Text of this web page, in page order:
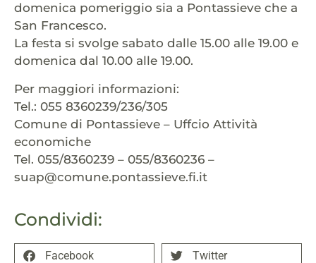
Condividi:
Facebook Twitter
domenica pomeriggio sia a Pontassieve che a
San Francesco.
La festa si svolge sabato dalle 15.00 alle 19.00 e
domenica dal 10.00 alle 19.00.
Per maggiori informazioni:
Tel.: 055 8360239/236/305
Comune di Pontassieve – Uffcio Attività
economiche
Tel. 055/8360239 – 055/8360236 –
suap@comune.pontassieve.fi.it